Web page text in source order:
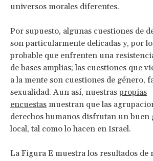
universos morales diferentes.
Por supuesto, algunas cuestiones de
son particularmente delicadas y, por
probable que enfrenten una
de bases amplias; las cuestiones que
a la mente son cuestiones de género,
sexualidad. Aun así, nuestraspropias
encuestas muestran que las
derechos humanos disfrutan un buen
local, tal como lo hacen en Israel.
La Figura E muestra los resultados de